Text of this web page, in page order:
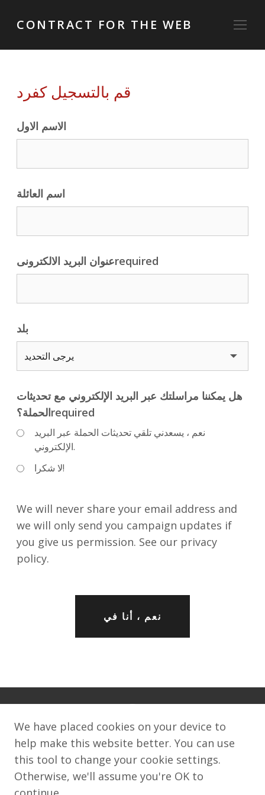
We have placed cookies on your device to
help make this website better. You can use
this tool to change your cookie settings.
Otherwise, we'll assume you're OK to
CONTRACT FOR THE WEB
قم بالتسجيل كفرد
الاسم الاول
اسم العائلة
عنوان البريد الالكترونىrequired
بلد
هل يمكننا مراسلتك عبر البريد الإلكتروني مع تحديثات
الحملة؟required
نعم ، يسعدني تلقي تحديثات الحملة عبر البريد
الإلكتروني.
لا شكرا!
We will never share your email address and
we will only send you campaign updates if
you give us permission. See our privacy
policy.
نعم ، أنا في
©2008–2026World Wide Web FoundationThis
work is licensed under a Creative Commons